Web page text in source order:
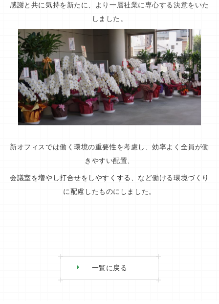
感謝と共に気持を新たに、より一層社業に専心する決意をいた
しました。
新オフィスでは働く環境の重要性を考慮し、効率よく全員が働
きやすい配置、
会議室を増やし打合せをしやすくする、など働ける環境づくり
に配慮したものにしました。
一覧に戻る